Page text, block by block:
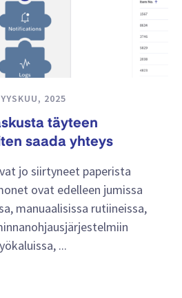
2025
täyteen
saada yhteys
jo siirtyneet paperista
ovat edelleen jumissa
manuaalisissa rutiineissa,
...